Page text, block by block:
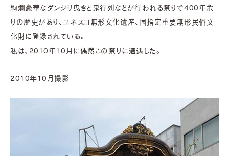
絢爛豪華なダンジリ曳きと鬼行列などが行われる祭りで400年余
りの歴史があり、ユネスコ無形文化遺産、国指定重要無形民俗文
化財に登録されている。
私は、2010年10月に偶然この祭りに遭遇した。
2010年10月撮影